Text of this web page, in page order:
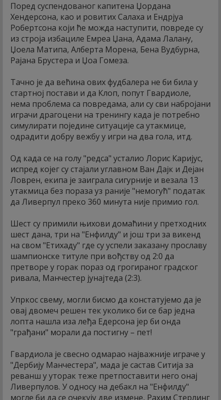
Поред суспендованог капитена Џордана
Хендерсона, као и ровитих Салаха и Ендрјуа
Робертсона који ће можда наступити, повреде су
из строја избациле Емреа Џана, Адама Лалану,
Џоела Матипа, Алберта Морена, Бена Вудбурна,
Рајана Брустера и Џоа Гомеза.
Тачно је да већина ових фудбалера не би била у
стартној постави и да Клоп, попут Гвардиоле,
нема проблема са повредама, али су сви набројани
играчи драгоцени на тренингу када је потребно
симулирати поједине ситуације са утакмице,
одрадити добру вежбу у игри на два гола, итд.
Од када се на голу "редса" усталио Лорис Каријус,
испред којег су стајали углавном Ван Дајк и Дејан
Ловрен, екипа је заиграла сигурније и везала 13
утакмица без пораза уз раније "немогућ" податак
да Ливерпул преко 360 минута није примио гол.
Шест су примили њихови домаћини у претходних
шест дана, три на "Енфилду" и још три за викенд
на свом "Етихаду" где су успели заказану прославу
шампионске титуле при вођству од 2:0 да
претворе у горак пораз од грогираног градског
ривала, Манчестер јунајтеда (2:3).
Упркос свему, могли бисмо да констатујемо да је
овај двомеч решен тек уколико би се бар једна
лопта нашла иза леђа Едерсона јер би онда
"грађани" морали да постигну – пет!
Гвардиола је свесно одмарао најважније играче у
"Дербију Манчестера", мада је састав Ситија за
реванш у уторак теже претпоставити него онај
Ливерпулов. У односу на дебакл на "Енфилду"
могле би да се очекују две измене, Рахим Стерлинг